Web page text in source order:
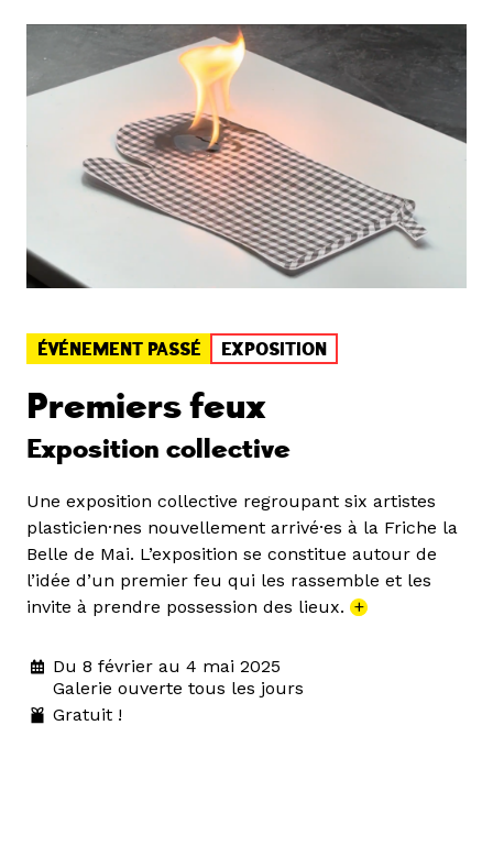
ÉVÉNEMENT PASSÉ EXPOSITION
Premiers feux
Exposition collective
Une exposition collective regroupant six artistes
plasticien·nes nouvellement arrivé·es à la Friche la
Belle de Mai. L’exposition se constitue autour de
l’idée d’un premier feu qui les rassemble et les
invite à prendre possession des lieux. +
Du 8 février au 4 mai 2025
Galerie ouverte tous les jours
Gratuit !